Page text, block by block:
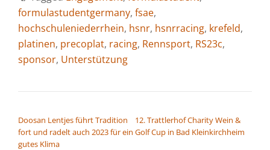
formulastudentgermany, fsae,
hochschuleniederrhein, hsnr, hsnrracing, krefeld,
platinen, precoplat, racing, Rennsport, RS23c,
sponsor, Unterstützung
Doosan Lentjes führt Tradition
fort und radelt auch 2023 für ein
gutes Klima
12. Trattlerhof Charity Wein &
Golf Cup in Bad Kleinkirchheim